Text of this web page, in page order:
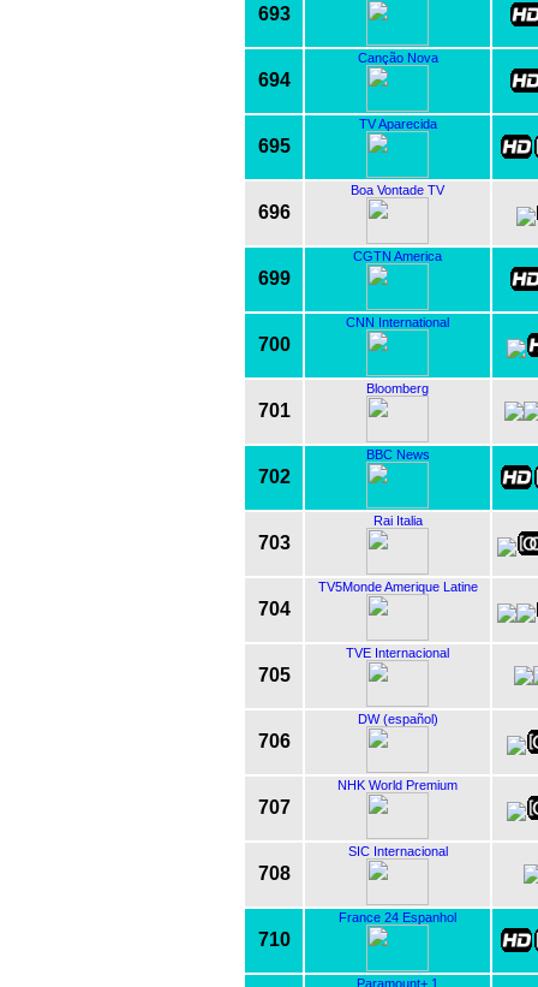
693
694
Canção Nova
695
TV Aparecida
696
Boa Vontade TV
699
CGTN America
700
CNN International
701
Bloomberg
702
BBC News
703
Rai Italia
704
TV5Monde Amerique Latine
705
TVE Internacional
706
DW (español)
707
NHK World Premium
708
SIC Internacional
710
France 24 Espanhol
Paramount+ 1